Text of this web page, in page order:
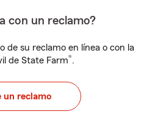
con un reclamo?
de su reclamo en línea o con la
de State Farm®.
un reclamo